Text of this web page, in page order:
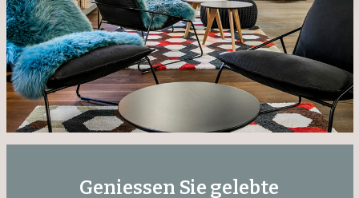
Geniessen Sie gelebte